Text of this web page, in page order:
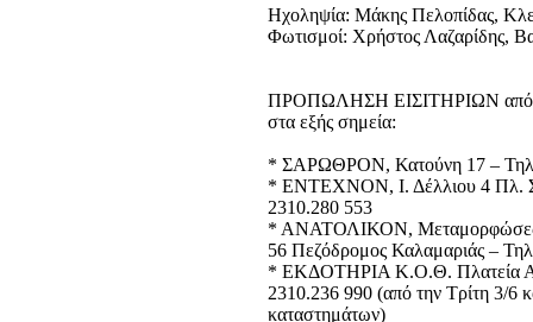
Ηχοληψία: Μάκης Πελοπίδας,
Φωτισμοί: Χρήστος Λαζαρίδης,
ΠΡΟΠΩΛΗΣΗ ΕΙΣΙΤΗΡΙΩΝ από
στα εξής σημεία:
* ΣΑΡΩΘΡΟΝ, Κατούνη 17 –
* ΕΝΤΕΧΝΟΝ, Ι. Δέλλιου 4 Πλ.
2310.280 553
* ΑΝΑΤΟΛΙΚΟΝ,
56 Πεζόδρομος Καλαμαριάς –
* ΕΚΔΟΤΗΡΙΑ Κ.Ο.Θ. Πλατεία
2310.236 990 (από την Τρίτη 3/6
καταστημάτων)